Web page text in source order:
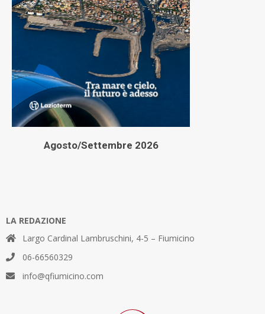
Agosto/Settembre 2026
LA REDAZIONE
Largo Cardinal Lambruschini, 4-5 – Fiumicino
06-66560329
info@qfiumicino.com